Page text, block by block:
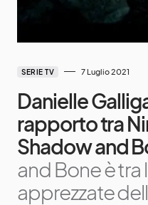
SERIE TV 7 Luglio 2021
Danielle
rapporto tra
Shadow and
and Bone è tra
apprezzate